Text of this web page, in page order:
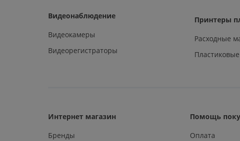
Видеонаблюдение
Видеокамеры
Видеорегистраторы
Принтеры
Расходные
Интернет магазин
Бренды
Помощь
Оплата